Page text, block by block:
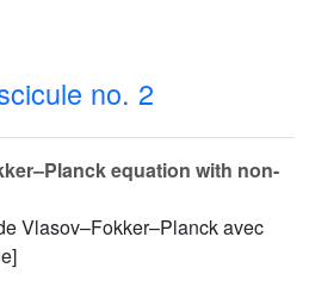
no. 2
equation with non-
Vlasov–Fokker–Planck avec